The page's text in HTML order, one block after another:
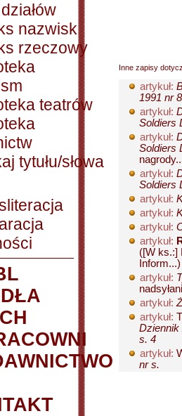
nazwisk
rzeczowy
teatrów
tytułu/słowa
Inne zapisy
artykuł:
1991 nr
artykuł:
Soldiers
artykuł:
Soldiers
artykuł:
Soldiers
artykuł:
artykuł:
artykuł:
artykuł:
([W ks.:]
Inform...)
artykuł:
artykuł:
artykuł:
Dziennik
s. 4
artykuł:
nr s.